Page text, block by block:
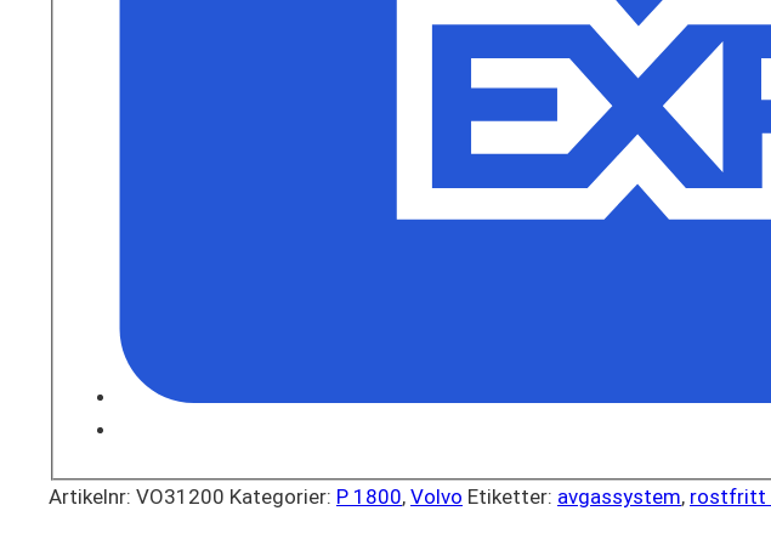
Artikelnr: VO31200 Kategorier: P 1800, Volvo Etiketter: avgassystem, rostfritt